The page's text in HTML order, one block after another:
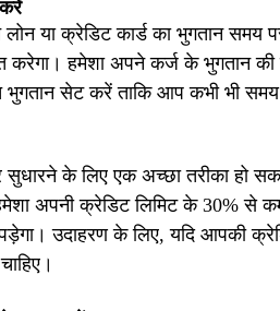
या क्रेडिट कार्ड का भुगतान समय
करेगा। हमेशा अपने कर्ज के भुगतान
भुगतान सेट करें ताकि आप कभी भी
सुधारने के लिए एक अच्छा तरीका हो
अपनी क्रेडिट लिमिट के 30% से
उदाहरण के लिए, यदि आपकी